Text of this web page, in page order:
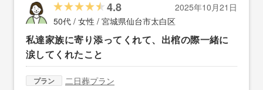
4.8
2025年10月21日
50代 / 女性 / 宮城県仙台市太白区
私達家族に寄り添ってくれて、出棺の際一緒に
涙してくれたこと
プラン 二日葬プラン